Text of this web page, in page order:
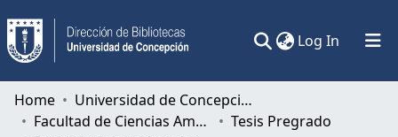
Log In (current)
Communities & Collections
Home
Universidad de Concepción
Facultad de Ciencias Ambientales
Tesis Pregrado